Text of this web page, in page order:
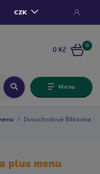
Menu
CZK
0
0 Kč
Dvouchodové Bílkovina
plus menu